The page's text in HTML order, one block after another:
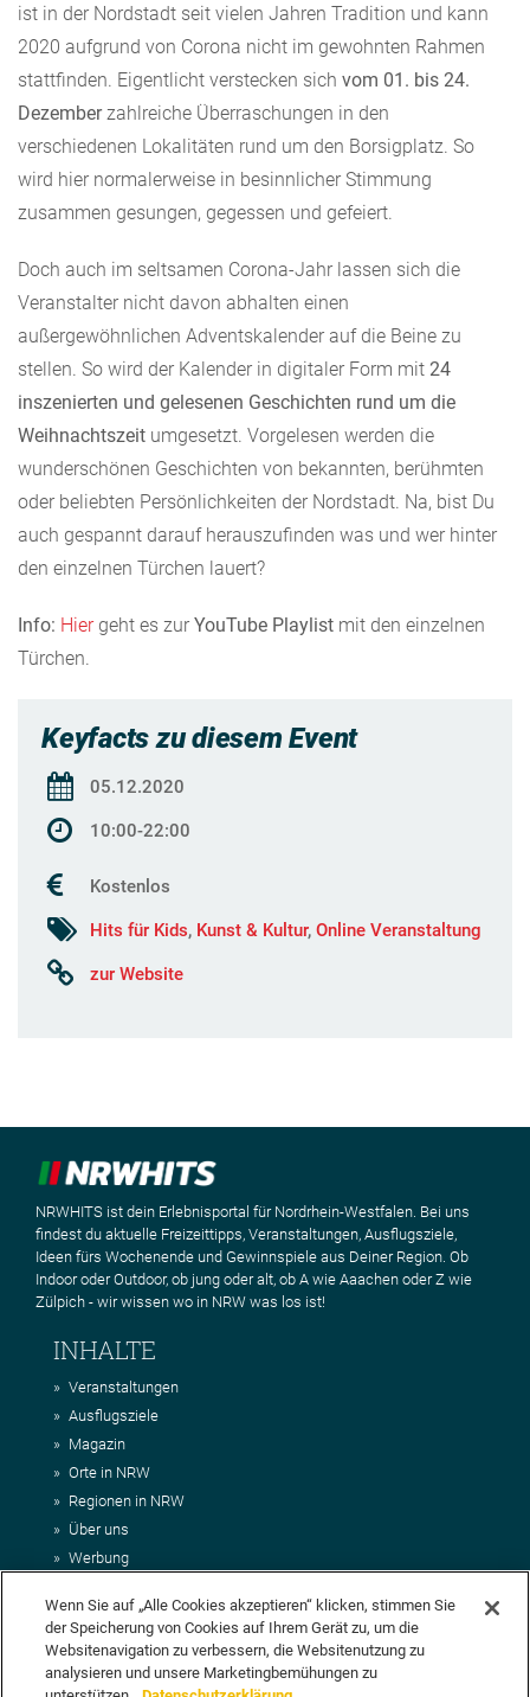
ist in der Nordstadt seit vielen Jahren Tradition und kann
2020 aufgrund von Corona nicht im gewohnten Rahmen
stattfinden. Eigentlicht verstecken sich vom 01. bis 24.
Dezemberzahlreiche Überraschungen in den
verschiedenen Lokalitäten rund um den Borsigplatz. So
wird hier normalerweise in besinnlicher Stimmung
zusammen gesungen, gegessen und gefeiert.
Doch auch im seltsamen Corona-Jahr lassen sich die
Veranstalter nicht davon abhalten einen
außergewöhnlichen Adventskalender auf die Beine zu
stellen. So wird der Kalender in digitaler Form mit 24
inszenierten und gelesenen Geschichten rund um die
Weihnachtszeit umgesetzt. Vorgelesen werden die
wunderschönen Geschichten von bekannten, berühmten
oder beliebten Persönlichkeiten der Nordstadt. Na, bist Du
auch gespannt darauf herauszufinden was und wer hinter
den einzelnen Türchen lauert?
Info: Hiergeht es zur YouTube Playlist mit den einzelnen
Türchen.
Keyfacts zu diesem Event
05.12.2020
10:00-22:00
Kostenlos
Hits für Kids, Kunst & Kultur, Online Veranstaltung
zur Website
NRWHITS ist dein Erlebnisportal für Nordrhein-Westfalen. Bei uns
findest du aktuelle Freizeittipps, Veranstaltungen, Ausflugsziele,
Ideen fürs Wochenende und Gewinnspiele aus Deiner Region. Ob
Indoor oder Outdoor, ob jung oder alt, ob A wie Aaachen oder Z wie
Zülpich - wir wissen wo in NRW was los ist!
INHALTE
Veranstaltungen
Ausflugsziele
Magazin
Orte in NRW
Regionen in NRW
Über uns
Werbung
Impressum
AGB
Datenschutz
Wenn Sie auf „Alle Cookies akzeptieren“ klicken, stimmen Sie
der Speicherung von Cookies auf Ihrem Gerät zu, um die
Websitenavigation zu verbessern, die Websitenutzung zu
analysieren und unsere Marketingbemühungen zu